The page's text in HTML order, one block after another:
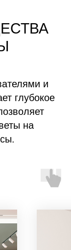
и
глубокое
на